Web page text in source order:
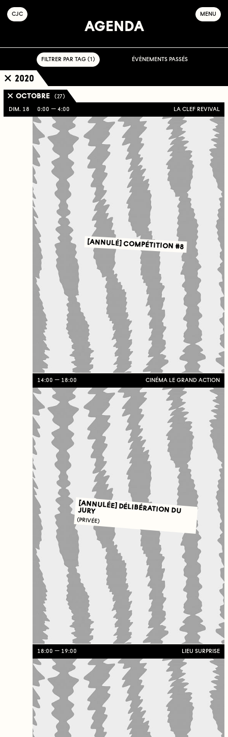
COLLECTIF
JEUNE
C INÉMA MENU
AGENDA
FILTRER PAR TAG ( 1 ) ÉVÈNEMENTS PASSÉS
2020
OCTOBRE
( 27 )
DIM. 18
0:00 4:00 LA CLEF REVIVAL
[ANNULÉ] COMPÉTITION #8
14:00 18:00 CINÉMA LE GRAND ACTION
[ANNULÉE] DÉLIBÉRATION DU JURY
(PRIVÉE)
18:00 19:00 LIEU SURPRISE